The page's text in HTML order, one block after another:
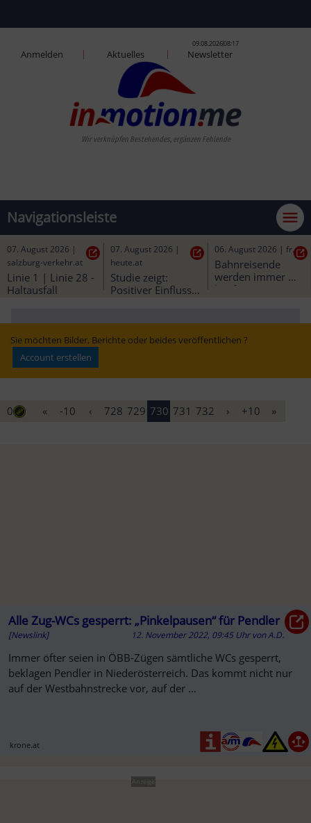
09.08.202608:17
Anmelden Aktuelles Newsletter
Wir verknüpfe
Navigationsleiste
07. August 2026 |
salzburg-verkehr.at
Linie 1 | Linie 28 -
Haltausfall
07. August 2026 |
heute.at
Studie zeigt:
Positiver Einfluss
NÖ | Heute.at
06. August 2026 | fr.de
Bahnreisende
werden immer
häufiger
Klasse-Regelung
auf
Sie möchten Bilder, Berichte oder beides veröffentlichen ?
Account erstellen
0 « -10 ‹ 728 729 730 731 732 › +10 »
Alle Zug-WCs gesperrt: „Pinkelpausen“ für Pendler
[Newslink] 12. November 2022, 09:45 Uhr vonA.D.
Immer öfter seien in ÖBB-Zügen sämtliche WCs gesperrt,
beklagen Pendler in Niederösterreich. Das kommt nicht nur
auf der Westbahnstrecke vor, auf der ...
krone.at
Anzeige